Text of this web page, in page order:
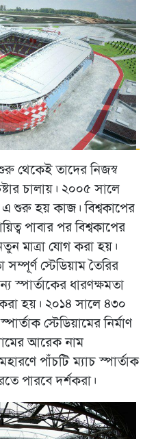
থেকেই তাদের নিজস্ব
চালায়। ২০০৫ সালে
শুরু হয় কাজ। বিশ্বকাপের
পাবার পর বিশ্বকাপের
মাত্রা যোগ করা হয়।
স্টেডিয়াম তৈরির
স্পার্তাকের ধারণক্ষমতা
হয়। ২০১৪ সালে ৪৩০
স্টেডিয়ামের নির্মাণ
আরেক নাম
পাঁচটি ম্যাচ স্পার্তাক
পারবে দর্শকরা।